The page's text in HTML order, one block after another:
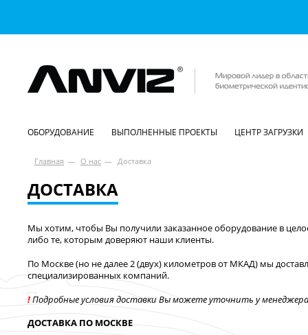
ОБОРУДОВАНИЕ ВЫПОЛНЕННЫЕ ПРОЕКТЫ ЦЕНТР ЗАГРУЗКИ
Главная — О нас — Доставка
ДОСТАВКА
Мы хотим, чтобы Вы получили заказанное оборудование в
либо те, которым доверяют наши клиенты.
По Москве (но не далее 2 (двух) километров от МКАД) мы
специализированных компаний.
!Подробные условия доставки Вы можете уточнить у
ДОСТАВКА ПО МОСКВЕ